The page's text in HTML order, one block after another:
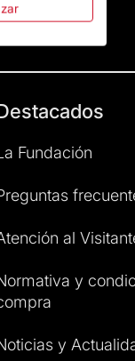
Fundación
al
y
y